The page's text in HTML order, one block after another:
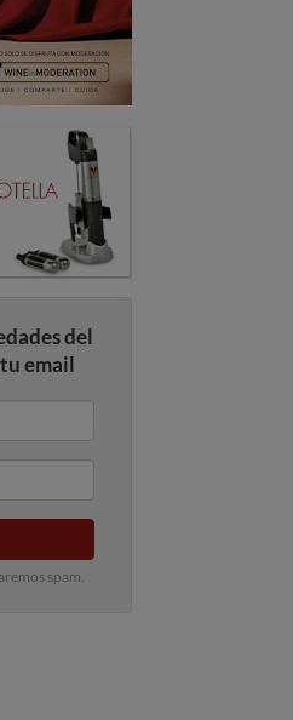
del
email
spam.